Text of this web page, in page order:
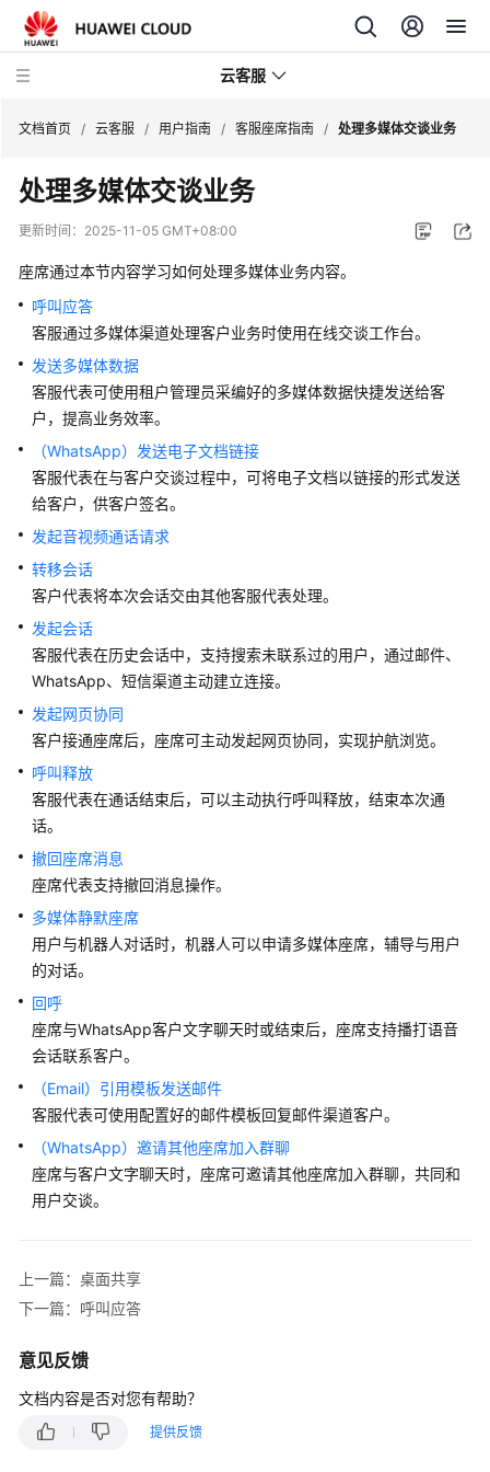
云客服
产
品
绍
快
速
入
门
用
户
指
南
云
控
台
操
作
指
南
租
户
理
员
南
客
服
座
席
南
座
席
工
介
置
个
文档首页 / 云客服 / 用户指南 / 客服座席指南 / 处理多媒体交谈业务
处理多媒体交谈业务
更新时间： 2025-11-05 GMT+08:00
座席通过本节内容学习如何处理多媒体业务内容。
呼叫应答
客服通过多媒体渠道处理客户业务时使用在线交谈工作台。
发送多媒体数据
客服代表可使用租户管理员采编好的多媒体数据快捷发送给客
户，提高业务效率。
（WhatsApp）发送电子文档链接
客服代表在与客户交谈过程中，可将电子文档以链接的形式发送
给客户，供客户签名。
发起音视频通话请求
转移会话
客户代表将本次会话交由其他客服代表处理。
发起会话
客服代表在历史会话中，支持搜索未联系过的用户，通过邮件、
WhatsApp、短信渠道主动建立连接。
发起网页协同
客户接通座席后，座席可主动发起网页协同，实现护航浏览。
呼叫释放
客服代表在通话结束后，可以主动执行呼叫释放，结束本次通
话。
撤回座席消息
座席代表支持撤回消息操作。
多媒体静默座席
用户与机器人对话时，机器人可以申请多媒体座席，辅导与用户
的对话。
回呼
座席与WhatsApp客户文字聊天时或结束后，座席支持播打语音
会话联系客户。
（Email）引用模板发送邮件
客服代表可使用配置好的邮件模板回复邮件渠道客户。
（WhatsApp）邀请其他座席加入群聊
座席与客户文字聊天时，座席可邀请其他座席加入群聊，共同和
用户交谈。
上一篇：桌面共享
下一篇：呼叫应答
意见反馈
文档内容是否对您有帮助？
提供反馈